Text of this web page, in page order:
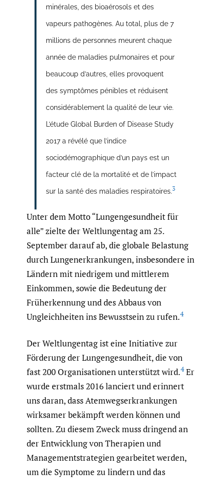
minérales, des bioaérosols et des
vapeurs pathogènes. Au total, plus de 7
millions de personnes meurent chaque
année de maladies pulmonaires et pour
beaucoup d’autres, elles provoquent
des symptômes pénibles et réduisent
considérablement la qualité de leur vie.
L’étude Global Burden of Disease Study
2017 a révélé que l’indice
sociodémographique d’un pays est un
facteur clé de la mortalité et de l’impact
sur la santé des maladies respiratoires.3
Unter dem Motto “Lungengesundheit für
alle” zielte der Weltlungentag am 25.
September darauf ab, die globale Belastung
durch Lungenerkrankungen, insbesondere in
Ländern mit niedrigem und mittlerem
Einkommen, sowie die Bedeutung der
Früherkennung und des Abbaus von
Ungleichheiten ins Bewusstsein zu rufen.4
Der Weltlungentag ist eine Initiative zur
Förderung der Lungengesundheit, die von
fast 200 Organisationen unterstützt wird.4Er
wurde erstmals 2016 lanciert und erinnert
uns daran, dass Atemwegserkrankungen
wirksamer bekämpft werden können und
sollten. Zu diesem Zweck muss dringend an
der Entwicklung von Therapien und
Managementstrategien gearbeitet werden,
um die Symptome zu lindern und das